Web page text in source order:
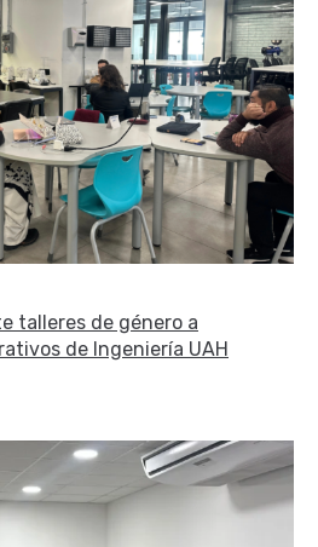
talleres de género a
de Ingeniería UAH